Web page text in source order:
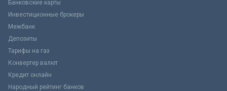
Банковские карты
Инвестиционные брокеры
Межбанк
Депозиты
Тарифы на газ
Конвертер валют
Кредит онлайн
Народный рейтинг банков